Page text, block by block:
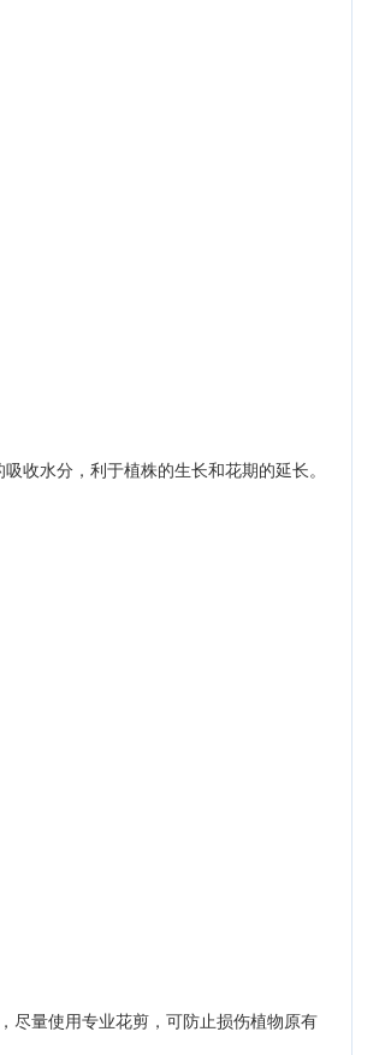
收水分，利于植株的生长和花期的延长。
尽量使用专业花剪，可防止损伤植物原有